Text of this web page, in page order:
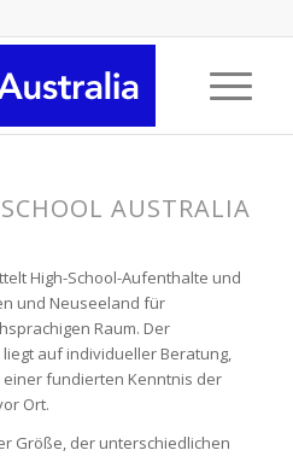
AUSTRALIA
High-School-Aufenthalte und
und Neuseeland für
Raum. Der
auf individueller Beratung,
fundierten Kenntnis der
Ort.
Größe, der unterschiedlichen